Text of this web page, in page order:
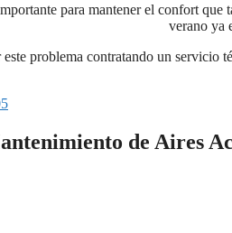
para mantener el confort
verano ya
problema contratando un
de Aires